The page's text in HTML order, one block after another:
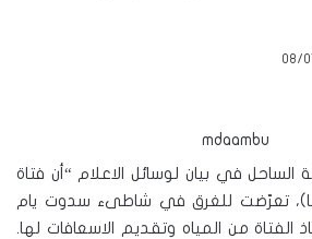
08/
الساحل في بيان لوسائل الاعلام “أن فتاة
من العمر (13 عامًا)، تعرّضت للغرق في شاطىء سدوت يام
الفتاة من المياه وتقديم الاسعافات لها.